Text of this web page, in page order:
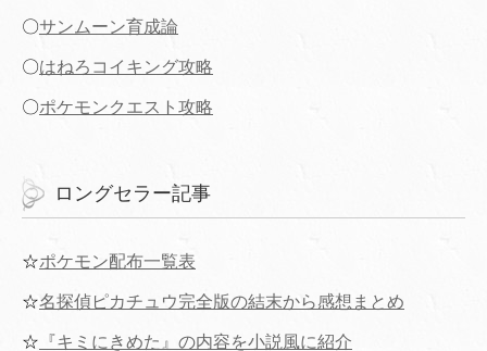
〇サンムーン育成論
〇はねろコイキング攻略
〇ポケモンクエスト攻略
ロングセラー記事
☆ポケモン配布一覧表
☆名探偵ピカチュウ完全版の結末から感想まとめ
☆ 『キミにきめた』の内容を小説風に紹介